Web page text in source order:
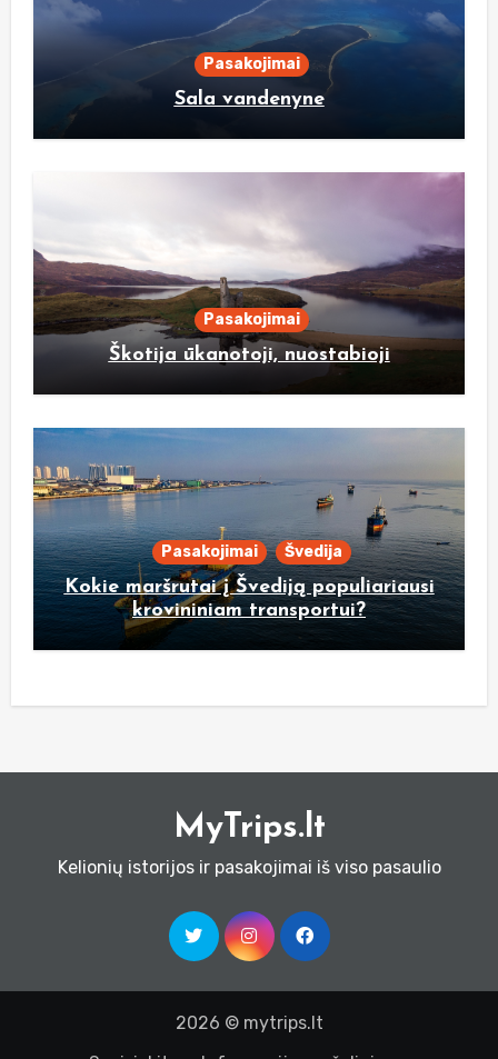
Pasakojimai
Sala vandenyne
Pasakojimai
Škotija ūkanotoji, nuostabioji
Pasakojimai Švedija
Kokie maršrutai į Švediją populiariausi
krovininiam transportui?
MyTrips.lt
Kelionių istorijos ir pasakojimai iš viso pasaulio
2026 © mytrips.lt